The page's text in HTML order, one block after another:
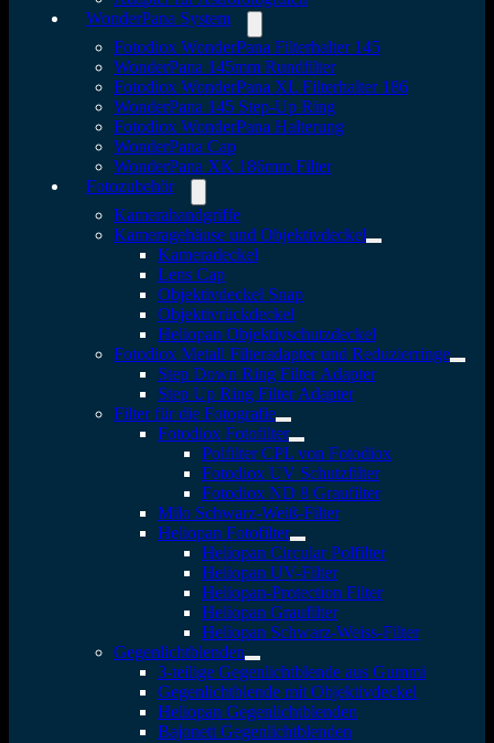
WonderPana System
Fotodiox WonderPana Filterhalter 145
WonderPana 145mm Rundfilter
Fotodiox WonderPana XL Filterhalter 186
WonderPana 145 Step-Up Ring
Fotodiox WonderPana Halterung
WonderPana Cap
WonderPana XK 186mm Filter
Fotozubehör
Kamerahandgriffe
Kameragehäuse und Objektivdeckel
Kameradeckel
Lens Cap
Objektivdeckel Snap
Objektivrückdeckel
Heliopan Objektivschutzdeckel
Fotodiox Metall Filteradapter und Reduzierringe
Step Down Ring Filter Adapter
Step Up Ring Filter Adapter
Filter für die Fotografie
Fotodiox Fotofilter
Polfilter CPL von Fotodiox
Fotodiox UV Schutzfilter
Fotodiox ND 8 Graufilter
Milo Schwarz-Weiß-Filter
Heliopan Fotofilter
Heliopan Circular Polfilter
Heliopan UV-Filter
Heliopan-Protection Filter
Heliopan Graufilter
Heliopan Schwarz-Weiss-Filter
Gegenlichtblenden
3-teilige Gegenlichtblende aus Gummi
Gegenlichtblende mit Objektivdeckel
Heliopan Gegenlichtblenden
Bajonett Gegenlichtblenden